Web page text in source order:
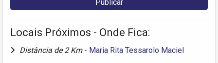
Locais Próximos - Onde Fica:
Distância de 2 Km - Maria Rita Tessarolo Maciel